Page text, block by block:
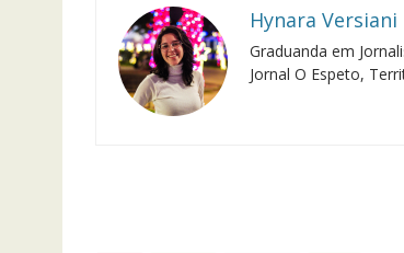
Hynara Versiani
Graduanda em
Jornal O Espeto,